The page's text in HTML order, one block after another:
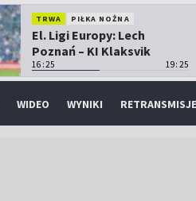
TRWA PIŁKA NOŻNA
El. Ligi Europy: Lech
Poznań – KI Klaksvik
16:25 19:25
WIDEO WYNIKI RETRANSMISJE